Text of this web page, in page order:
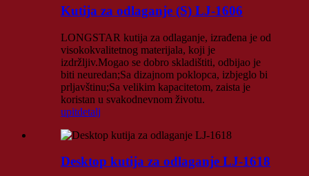
Kutija za odlaganje (S) LJ-1606
LONGSTAR kutija za odlaganje, izrađena je od
visokokvalitetnog materijala, koji je
izdržljiv.Mogao se dobro skladištiti, odbijao je
biti neuredan;Sa dizajnom poklopca, izbjeglo bi
prljavštinu;Sa velikim kapacitetom, zaista je
koristan u svakodnevnom životu.
upitdetalj
Desktop kutija za odlaganje LJ-1618